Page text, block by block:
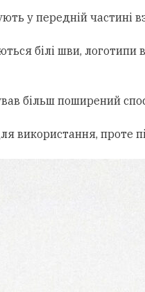
у передній частині
білі шви,
більш поширений
використання, проте